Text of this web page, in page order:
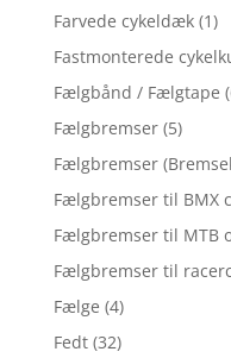
Farvede cykeldæk (1)
Fastmonterede
Fælgbånd / Fælgtape
Fælgbremser (5)
Fælgbremser
Fælgbremser til BMX
Fælgbremser til MTB
Fælgbremser til
Fælge (4)
Fedt (32)